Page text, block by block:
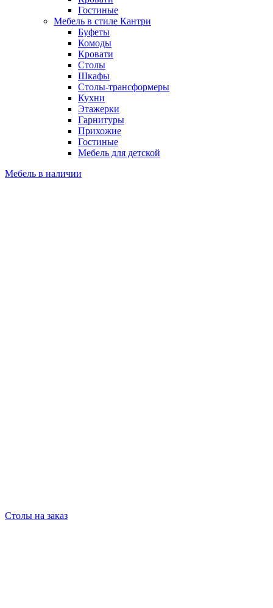
Гостиные
Мебель в стиле Кантри
Буфеты
Комоды
Кровати
Столы
Шкафы
Столы-трансформеры
Кухни
Этажерки
Гарнитуры
Прихожие
Гостиные
Мебель для детской
Мебель в наличии
Столы на заказ